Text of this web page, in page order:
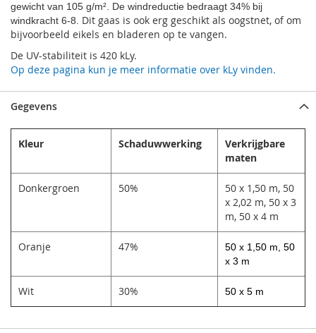
gewicht van 105 g/m². De windreductie bedraagt 34% bij
windkracht 6-8. Dit gaas is ook erg geschikt als oogstnet, of om
bijvoorbeeld eikels en bladeren op te vangen.
De UV-stabiliteit is 420 kLy.
Op deze pagina kun je meer informatie over kLy vinden.
Gegevens
Kleur Schaduwwerking
Verkrijgbare
maten
Donkergroen 50%
50 x 1,50 m, 50
x 2,02 m, 50 x 3
m, 50 x 4 m
Oranje 47%
50 x 1,50 m, 50
x 3 m
Wit 30% 50 x 5 m